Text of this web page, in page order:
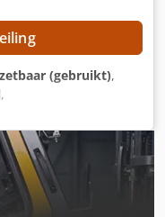
(gebruikt),
,
bieding!
stangdiameter: 65 mm
150 mm Spanhouder-
spanhoudersysteem:
max.: 3.000